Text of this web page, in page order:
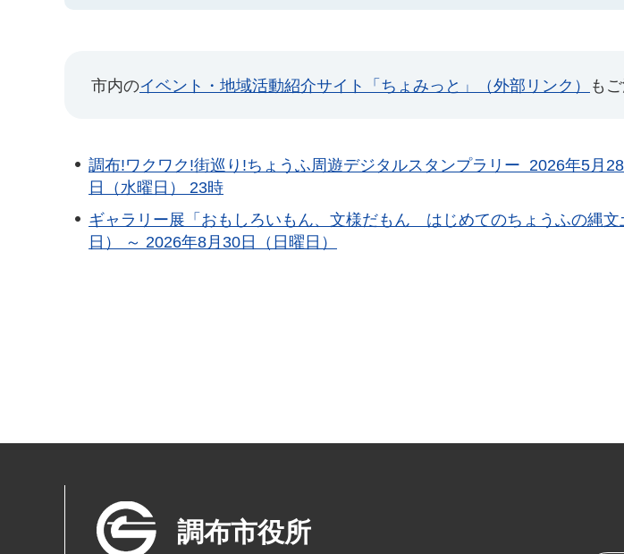
市内のイベント・地域活動紹介サイト「ちょみっと」（外部リンク） も
調布!ワクワク!街巡り!ちょうふ周遊デジタルスタンプラリー 2026年5月
日（水曜日） 23時
ギャラリー展「おもしろいもん、文様だもん はじめてのちょうふの縄
日） ～ 2026年8月30日（日曜日）
調布市役所